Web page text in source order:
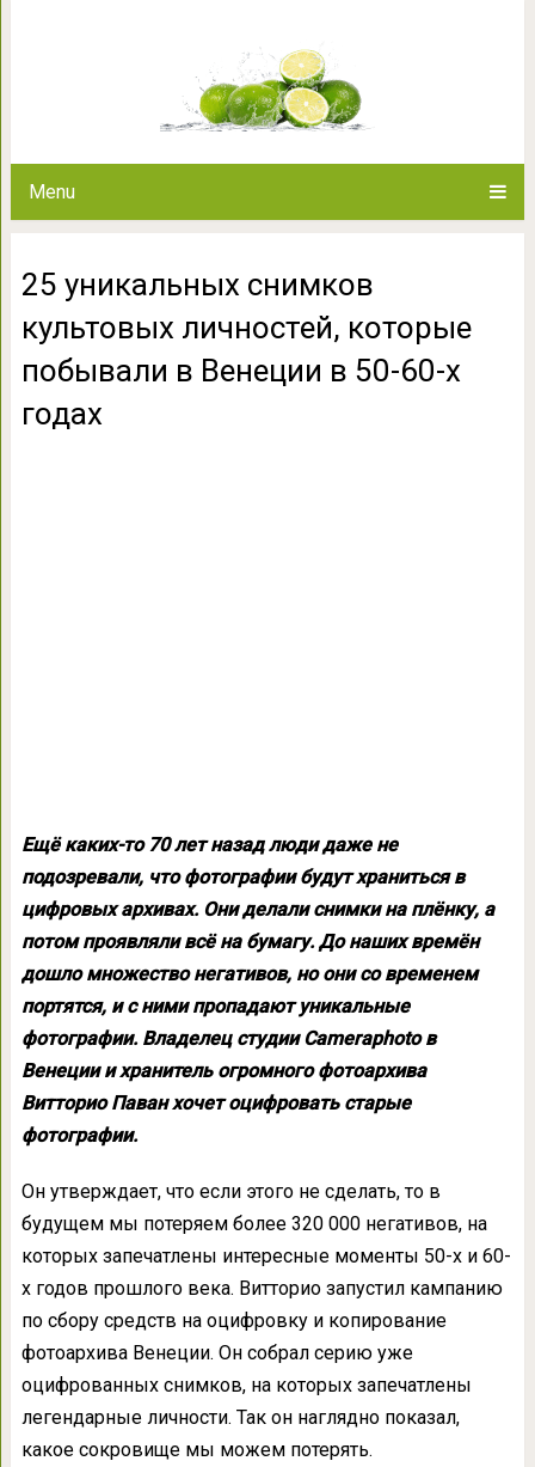
Menu
побывали в
25 уникальных снимков
культовых личностей, которые
побывали в Венеции в 50-60-х
годах
Ещё каких-то 70 лет назад люди даже не
подозревали, что фотографии будут храниться в
цифровых архивах. Они делали снимки на плёнку, а
потом проявляли всё на бумагу. До наших времён
дошло множество негативов, но они со временем
портятся, и с ними пропадают уникальные
фотографии. Владелец студии Cameraphoto в
Венеции и хранитель огромного фотоархива
Витторио Паван хочет оцифровать старые
фотографии.
Он утверждает, что если этого не сделать, то в
будущем мы потеряем более 320 000 негативов, на
которых запечатлены интересные моменты 50-х и 60-
х годов прошлого века. Витторио запустил кампанию
по сбору средств на оцифровку и копирование
фотоархива Венеции. Он собрал серию уже
оцифрованных снимков, на которых запечатлены
легендарные личности. Так он наглядно показал,
какое сокровище мы можем потерять.